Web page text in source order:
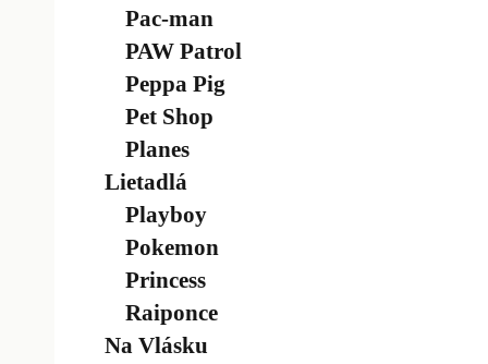
Pac-man
PAW Patrol
Peppa Pig
Pet Shop
Planes
Lietadlá
Playboy
Pokemon
Princess
Raiponce
Na Vlásku